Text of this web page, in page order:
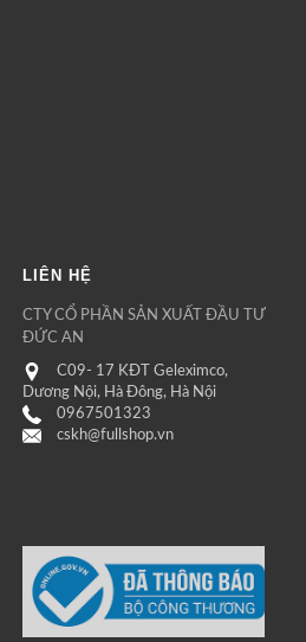
LIÊN HỆ
CTY CỔ PHẦN SẢN XUẤT ĐẦU TƯ
ĐỨC AN
C09- 17 KĐT Geleximco,
Dương Nội, Hà Đông, Hà Nội
0967501323
cskh@fullshop.vn